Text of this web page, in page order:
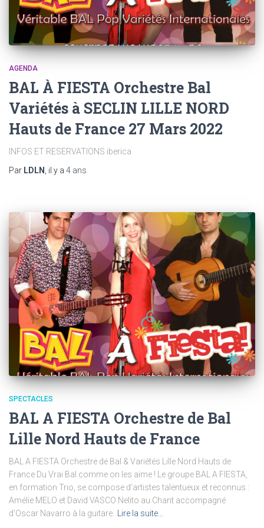
AGENDA
BAL À FIESTA Orchestre Bal
Variétés à SECLIN LILLE NORD
Hauts de France 27 Mars 2022
INFOS ET RESERVATIONS iberica
Par LDLN , il y a 4 ans
SPECTACLES
BAL A FIESTA Orchestre de Bal
Lille Nord Hauts de France
BAL A FIESTA Orchestre de Bal & Variétés Lille Nord Hauts de
France Du Vrai Bal comme on les aime ! Le groupe BAL A FIESTA,
en formation Trio, se compose d’artistes talentueux et reconnus :
Amélie MELO et David VASCO Nelito au Chant accompagné
d’Oscar Navarro à la guitare. Lire la suite…